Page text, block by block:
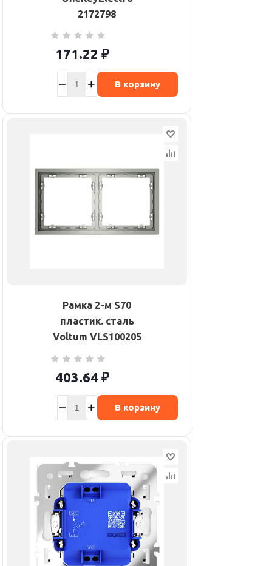
2172798
171.22 ₽
В корзину
Рамка 2-м S70
пластик. сталь
Voltum VLS100205
403.64 ₽
В корзину